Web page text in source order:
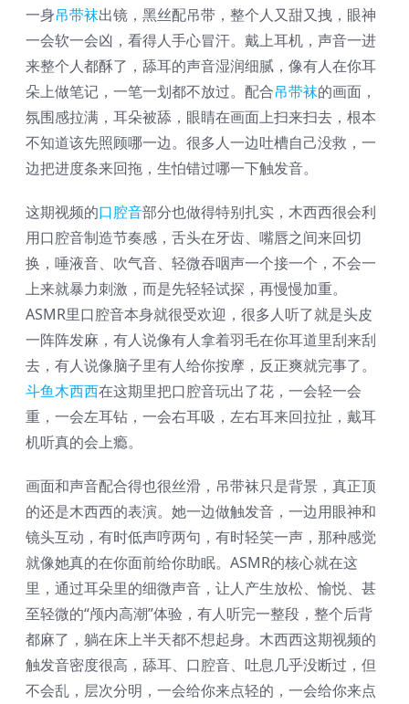
一身吊带袜出镜，黑丝配吊带，整个人又甜又拽，眼神
一会软一会凶，看得人手心冒汗。戴上耳机，声音一进
来整个人都酥了，舔耳的声音湿润细腻，像有人在你耳
朵上做笔记，一笔一划都不放过。配合吊带袜的画面，
氛围感拉满，耳朵被舔，眼睛在画面上扫来扫去，根本
不知道该先照顾哪一边。很多人一边吐槽自己没救，一
边把进度条来回拖，生怕错过哪一下触发音。
这期视频的口腔音部分也做得特别扎实，木西西很会利
用口腔音制造节奏感，舌头在牙齿、嘴唇之间来回切
换，唾液音、吹气音、轻微吞咽声一个接一个，不会一
上来就暴力刺激，而是先轻轻试探，再慢慢加重。
ASMR里口腔音本身就很受欢迎，很多人听了就是头皮
一阵阵发麻，有人说像有人拿着羽毛在你耳道里刮来刮
去，有人说像脑子里有人给你按摩，反正爽就完事了。
斗鱼木西西在这期里把口腔音玩出了花，一会轻一会
重，一会左耳钻，一会右耳吸，左右耳来回拉扯，戴耳
机听真的会上瘾。
画面和声音配合得也很丝滑，吊带袜只是背景，真正顶
的还是木西西的表演。她一边做触发音，一边用眼神和
镜头互动，有时低声哼两句，有时轻笑一声，那种感觉
就像她真的在你面前给你助眠。ASMR的核心就在这
里，通过耳朵里的细微声音，让人产生放松、愉悦、甚
至轻微的“颅内高潮”体验，有人听完一整段，整个后背
都麻了，躺在床上半天都不想起身。木西西这期视频的
触发音密度很高，舔耳、口腔音、吐息几乎没断过，但
不会乱，层次分明，一会给你来点轻的，一会给你来点